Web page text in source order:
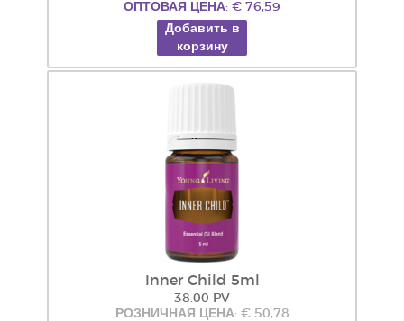
ОПТОВАЯ ЦЕНА: € 76,59
Добавить в
корзину
Inner Child 5ml
38.00 PV
РОЗНИЧНАЯ ЦЕНА: € 50,78